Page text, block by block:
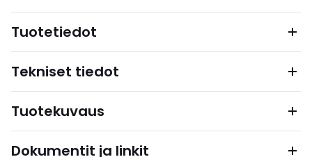
Tuotetiedot
Tekniset tiedot
Tuotekuvaus
Dokumentit ja linkit